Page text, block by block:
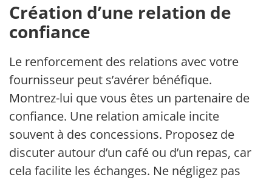
Création d’une relation de
confiance
Le renforcement des relations avec votre
fournisseur peut s’avérer bénéfique.
Montrez-lui que vous êtes un partenaire de
confiance. Une relation amicale incite
souvent à des concessions. Proposez de
discuter autour d’un café ou d’un repas, car
cela facilite les échanges. Ne négligez pas